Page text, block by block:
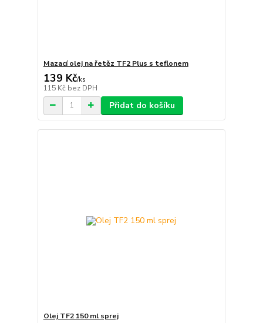
Mazací olej na řetěz TF2 Plus s teflonem
139 Kč/ks
115 Kč bez DPH
Přidat do košíku
Olej TF2 150 ml sprej